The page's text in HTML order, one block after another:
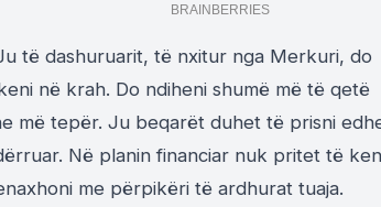
të dashuruarit, të nxitur nga Merkuri, do
në krah. Do ndiheni shumë më të qetë
më tepër. Ju beqarët duhet të prisni
Në planin financiar nuk pritet të
me përpikëri të ardhurat tuaja.